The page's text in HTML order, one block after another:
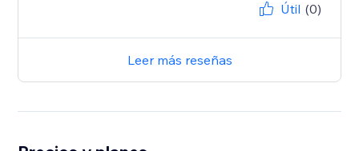
Útil (0)
Leer más reseñas